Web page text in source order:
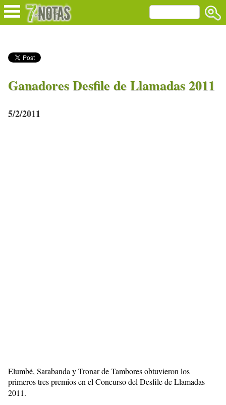
Ganadores Desfile de Llamadas 2011
5/2/2011
Elumbé, Sarabanda y Tronar de Tambores obtuvieron los
primeros tres premios en el Concurso del Desfile de Llamadas
2011.